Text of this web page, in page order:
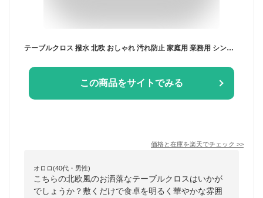
テーブルクロス 撥水 北欧 おしゃれ 汚れ防止 家庭用 業務用 シンプル 無地 ナチュラル テーブルカバー お手入れ簡単 正方形 長方形 綿麻 食卓カバー テーブルマット 大判 綿 麻 コットン リネン 4人掛け 6人掛け 大きい 小さい 洗える 布 和風 傷防止
この商品をサイトでみる
価格と在庫を楽天でチェック >>
オロロ(40代・男性)
こちらの北欧風のお洒落なテーブルクロスはいかが
でしょうか？敷くだけで食卓を明るく華やかな雰囲